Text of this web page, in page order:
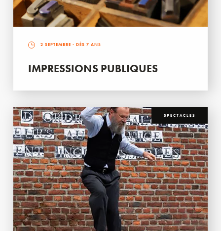
2 SEPTEMBRE - DÈS 7 ANS
IMPRESSIONS PUBLIQUES
SPECTACLES